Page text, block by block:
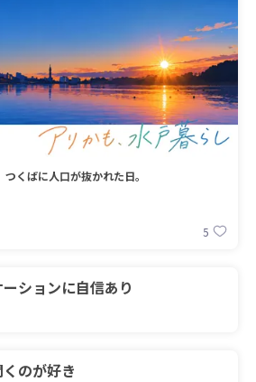
くばに人口が抜かれた日。
5
ションに自信あり
のが好き